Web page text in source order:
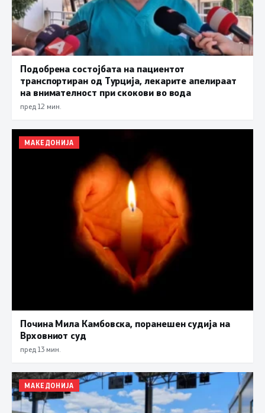
Подобрена состојбата на пациентот
транспортиран од Турција, лекарите апелираат
на внимателност при скокови во вода
пред 12 мин.
МАКЕДОНИЈА
Почина Мила Камбовска, поранешен судија на
Врховниот суд
пред 13 мин.
МАКЕДОНИЈА